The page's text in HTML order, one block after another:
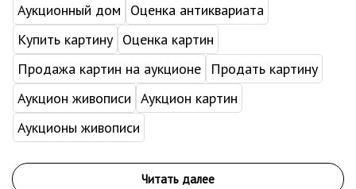
Аукционный дом
Оценка антиквариата
Купить картину Оценка картин
Продажа картин на аукционе
Продать картину
Аукцион живописи Аукцион картин
Аукционы живописи